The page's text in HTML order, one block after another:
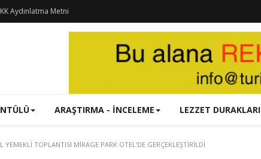
Aydınlatma Metni
ARAŞTIRMA - İNCELEME LEZZET DURAKLARI
YEMEKLİ TOPLANTISI MİRAGE PARK OTEL'DE GERÇEKLEŞTİRİLDİ